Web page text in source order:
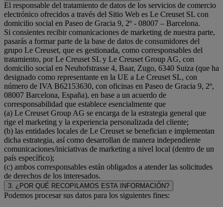
El responsable del tratamiento de datos de los servicios de comercio
electrónico ofrecidos a través del Sitio Web es Le Creuset SL con
domicilio social en Paseo de Gracia 9, 2º - 08007 – Barcelona.
Si consientes recibir comunicaciones de marketing de nuestra parte,
pasarás a formar parte de la base de datos de consumidores del
grupo Le Creuset, que es gestionada, como corresponsables del
tratamiento, por Le Creuset SL y Le Creuset Group AG, con
domicilio social en Neuhofstrasse 4, Baar, Zugo, 6340 Suiza (que ha
designado como representante en la UE a Le Creuset SL, con
número de IVA B62153630, con oficinas en Paseo de Gracia 9, 2º,
08007 Barcelona, España), en base a un acuerdo de
corresponsabilidad que establece esencialmente que
(a) Le Creuset Group AG se encarga de la estrategia general que
rige el marketing y la experiencia personalizada del cliente;
(b) las entidades locales de Le Creuset se benefician e implementan
dicha estrategia, así como desarrollan de manera independiente
comunicaciones/iniciativas de marketing a nivel local (dentro de un
país específico);
(c) ambos corresponsables están obligados a atender las solicitudes
de derechos de los interesados.
3. ¿POR QUÉ RECOPILAMOS ESTA INFORMACIÓN?
Podemos procesar sus datos para los siguientes fines: